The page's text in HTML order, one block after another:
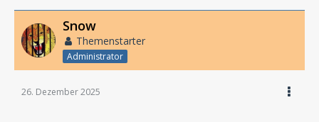
Snow
Themenstarter
Administrator
26. Dezember 2025